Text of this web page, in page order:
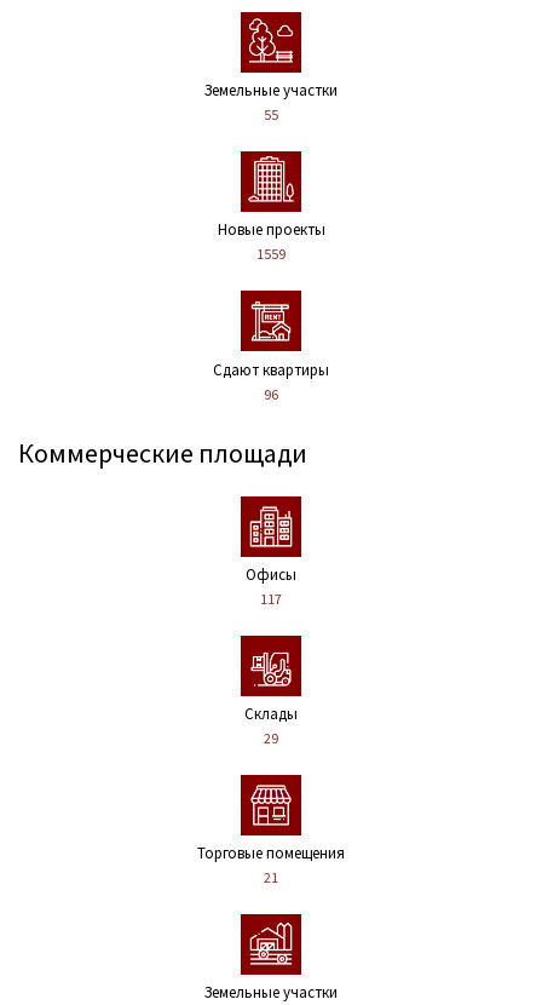
Земельные участки
55
Новые проекты
1559
Сдают квартиры
96
Коммерческие площади
Офисы
117
Склады
29
Торговые помещения
21
Земельные участки